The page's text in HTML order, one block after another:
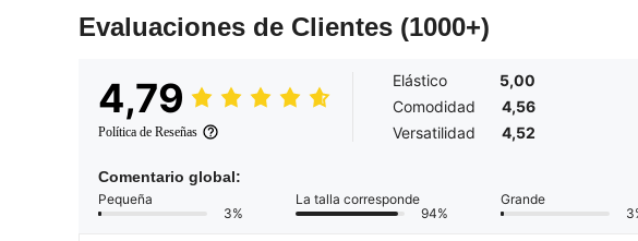
Evaluaciones de Clientes (1000+)
4,79
Política de Reseñas
Elástico
5,00
Comodidad
4,56
Versatilidad
4,52
Comentario global:
Pequeña
3%
La talla corresponde
94%
Grande